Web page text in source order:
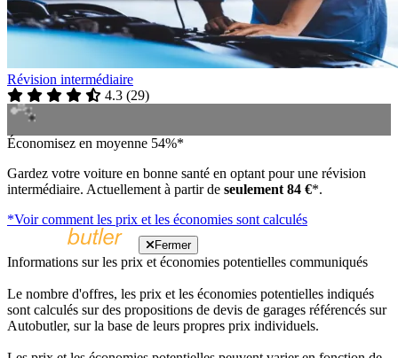
Révision intermédiaire
4.3 (29)
Économisez en moyenne 54%*
Gardez votre voiture en bonne santé en optant pour une révision
intermédiaire. Actuellement à partir de seulement 84 €*.
*Voir comment les prix et les économies sont calculés
Fermer
Informations sur les prix et économies potentielles communiqués
Le nombre d'offres, les prix et les économies potentielles indiqués
sont calculés sur des propositions de devis de garages référencés sur
Autobutler, sur la base de leurs propres prix individuels.